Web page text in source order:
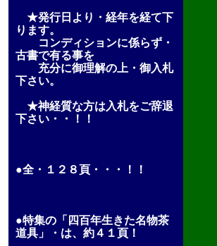
★発行日より・経年を経て下
ります。
コンディションに係らず・
古書で有る事を
充分に御理解の上・御入札
下さい。
★神経質な方は入札をご辞退
下さい・・！！
●全・１２８頁・・・！！
●特集の「四百年生きた名物茶
道具」・は、約４１頁！